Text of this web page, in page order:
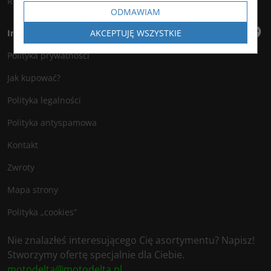
Informacje
Polityka prywatności
Jak kupować?
Polityka legalności
Polityka antyspamowa
Kontakt
Zwroty
Mapa strony
Polityka „cookies”
Nie znalazłeś interesującego Cię asortymentu? Napisz!
Stworzymy ofertę specjalnie dla Ciebie.
ODMAWIAM
AKCEPTUJĘ WSZYSTKIE